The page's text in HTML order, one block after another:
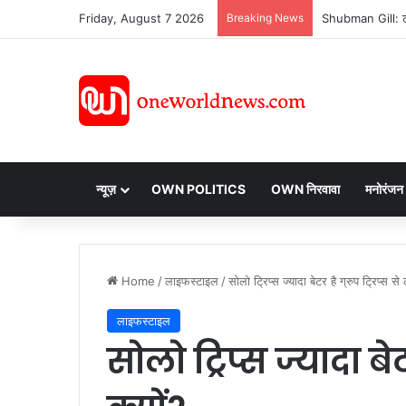
Friday, August 7 2026 Breaking News
न्यूज़ OWN POLITICS OWN निरवावा मनोरंजन
Home /लाइफस्टाइल /सोलो ट्रिप्स ज्यादा बेटर है ग्रुप ट्रिप्स से
लाइफस्टाइल
सोलो ट्रिप्स ज्यादा